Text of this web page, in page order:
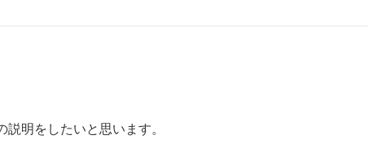
明をしたいと思います。